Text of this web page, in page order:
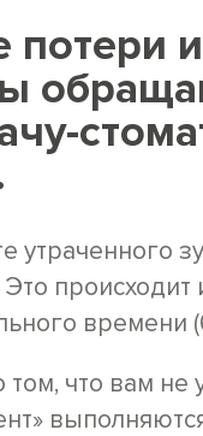
потери
утраченного
происходит
времени
что вам не